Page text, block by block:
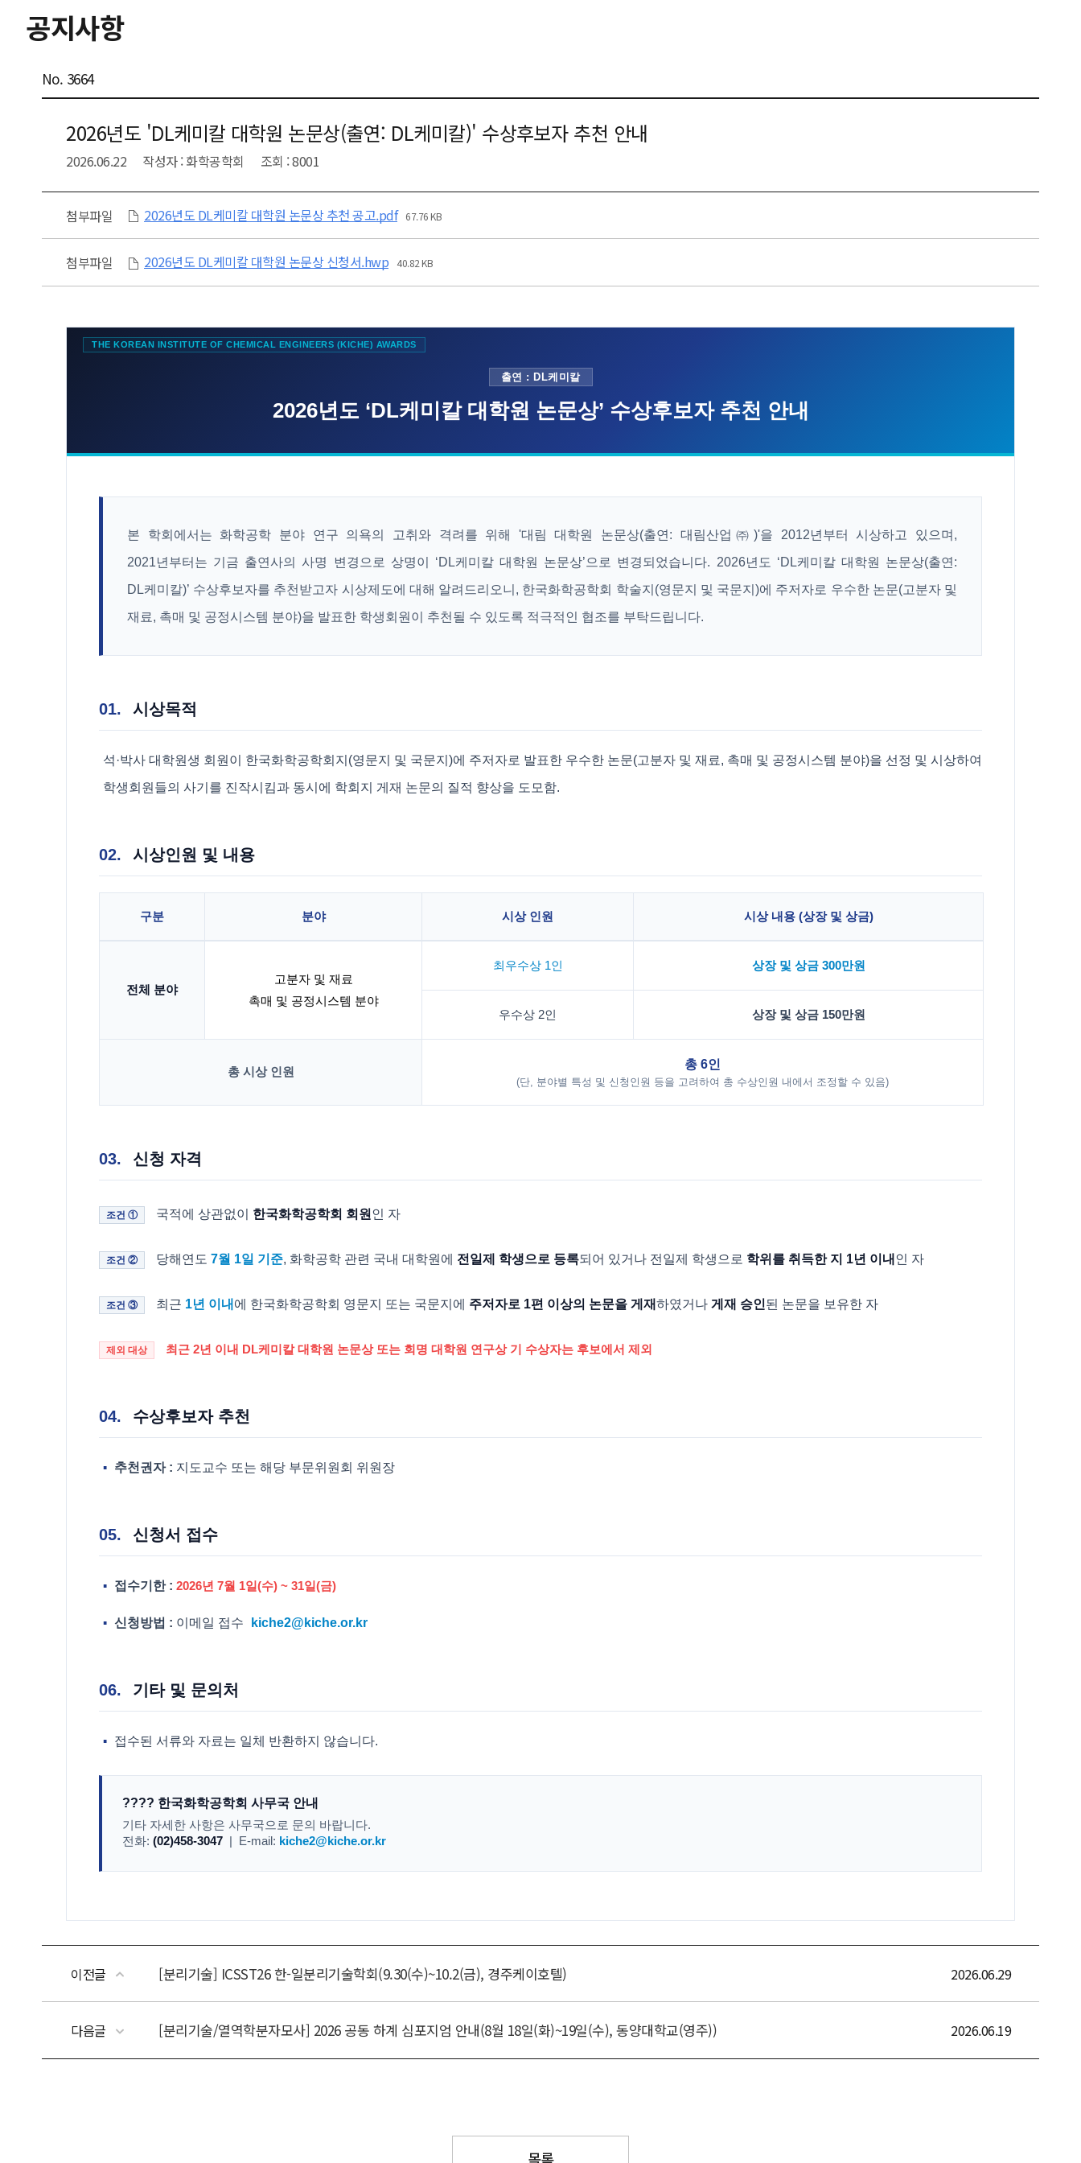
공지사항
No. 3664
2026년도 'DL케미칼 대학원 논문상(출연: DL케미칼)' 수상후보자 추천 안내
2026.06.22 작성자 : 화학공학회 조회 : 8001
첨부파일 2026년도 DL케미칼 대학원 논문상 추천 공고.pdf 67.76 KB
첨부파일 2026년도 DL케미칼 대학원 논문상 신청서.hwp 40.82 KB
이전글 [분리기술] ICSST26 한-일분리기술학회(9.30(수)~10.2(금), 경주케이호텔) 2026.06.29
다음글 [분리기술/열역학분자모사] 2026 공동 하계 심포지엄 안내(8월 18일(화)~19일(수), 동양대학교(영주)) 2026.06.19
목록